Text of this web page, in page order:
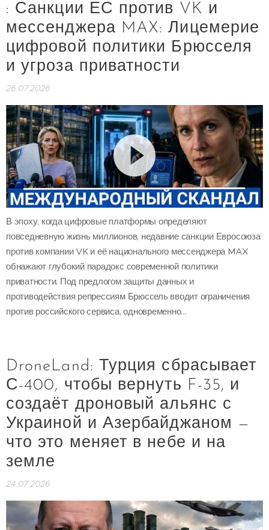
: Санкции ЕС против VK и
мессенджера MAX: Лицемерие
цифровой политики Брюсселя
и угроза приватности
26.07.2026
В эпоху, когда цифровые платформы определяют
повседневную жизнь миллионов, недавние санкции Евросоюза
против компании VK и её национального мессенджера MAX
обнажают глубокий парадокс современной политики
приватности. Под предлогом защиты данных и
противодействия репрессиям Брюссель вводит ограничения
против российского сервиса, одновременно...
DroneLand: Турция сбрасывает
С-400, чтобы вернуть F-35, и
создаёт дроновый альянс с
Украиной и Азербайджаном —
что это меняет в небе и на
земле
24.07.2026